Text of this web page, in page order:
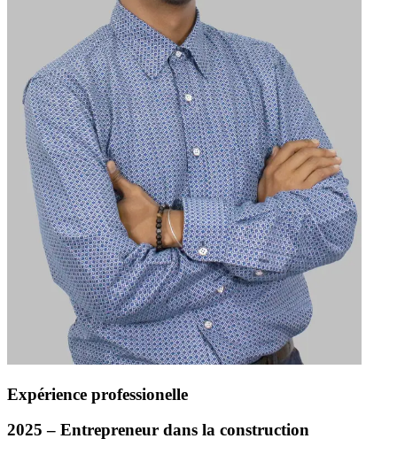
Expérience professionelle
2025 – Entrepreneur dans la construction